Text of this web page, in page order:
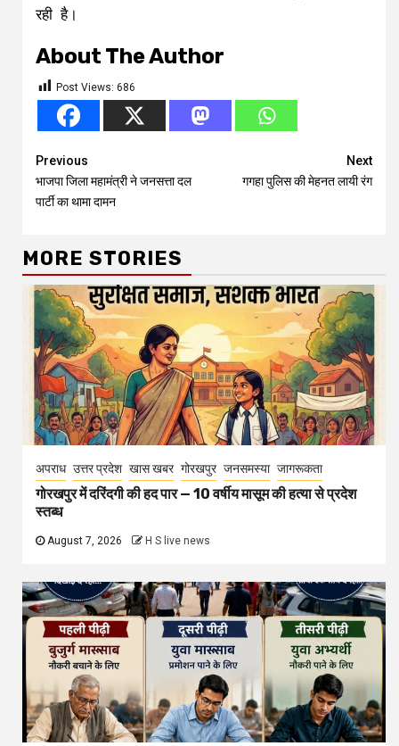
रही है।
About The Author
Post Views: 686
Continue
Reading
Previous
भाजपा जिला महामंत्री ने जनसत्ता दल
पार्टी का थामा दामन
Next
गगहा पुलिस की मेहनत लायी रंग
MORE STORIES
अपराध उत्तर प्रदेश खास खबर गोरखपुर जनसमस्या जागरूकता
गोरखपुर में दरिंदगी की हद पार — 10 वर्षीय मासूम की हत्या से प्रदेश
स्तब्ध
August 7, 2026 H S live news